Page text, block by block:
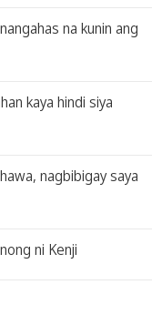
na kunin ang
kaya hindi siya
nagbibigay saya
ni Kenji